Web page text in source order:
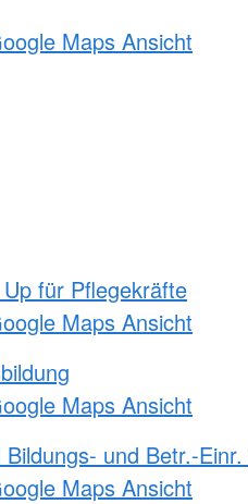
Maps Ansicht
für Pflegekräfte
Maps Ansicht
Maps Ansicht
und Betr.-
Maps Ansicht